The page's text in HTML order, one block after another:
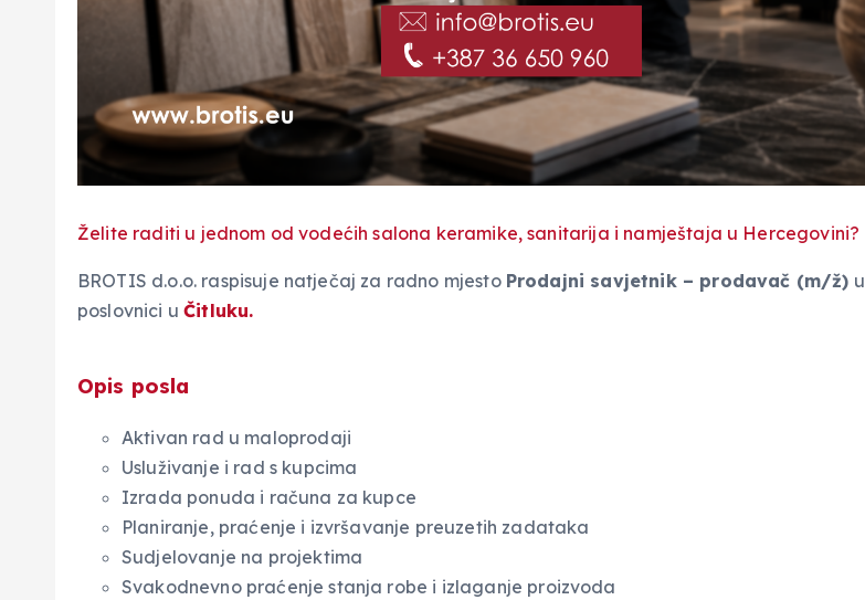
Želite raditi u jednom od vodećih salona keramike, sanitarija i namještaja u Hercegovini?
BROTIS d.o.o. raspisuje natječaj za radno mjesto Prodajni savjetnik – prodavač (m/ž) u
poslovnici uČitluku.
Opis posla
Aktivan rad u maloprodaji
Usluživanje i rad s kupcima
Izrada ponuda i računa za kupce
Planiranje, praćenje i izvršavanje preuzetih zadataka
Sudjelovanje na projektima
Svakodnevno praćenje stanja robe i izlaganje proizvoda